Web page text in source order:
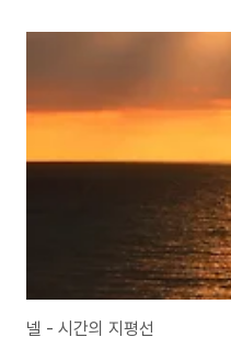
리사임에 동시에 치밀한 예술가이면
식에서 매우 신선함을 느꼈지만 이 신
영화로 느껴졌습니다. 복수 동기 설
기심을 자극하는 부분으로 자극할 수
넬 - 시간의 지평선